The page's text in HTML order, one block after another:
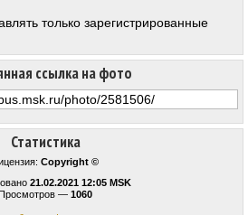
Статистика
Copyright ©
21.02.2021 12:05 MSK
— 1060
ссылка на фото
только зарегистрированные